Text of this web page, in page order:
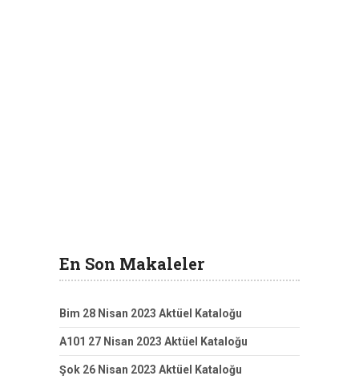
En Son Makaleler
Bim 28 Nisan 2023 Aktüel Kataloğu
A101 27 Nisan 2023 Aktüel Kataloğu
Şok 26 Nisan 2023 Aktüel Kataloğu